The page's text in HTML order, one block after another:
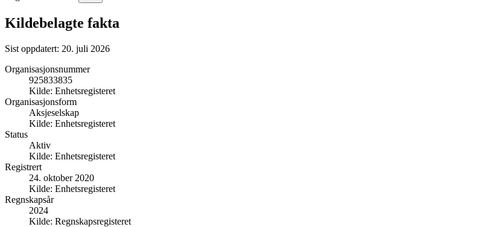
Kildebelagte fakta
Sist oppdatert: 20. juli 2026
Organisasjonsnummer
925833835
Kilde: Enhetsregisteret
Organisasjonsform
Aksjeselskap
Kilde: Enhetsregisteret
Status
Aktiv
Kilde: Enhetsregisteret
Registrert
24. oktober 2020
Kilde: Enhetsregisteret
Regnskapsår
2024
Kilde: Regnskapsregisteret